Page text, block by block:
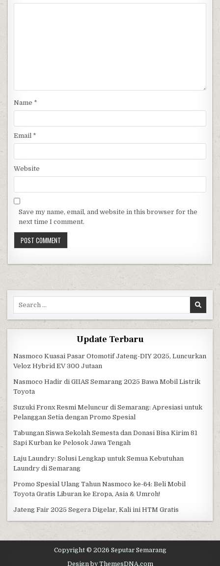
Name *
Email *
Website
Save my name, email, and website in this browser for the
next time I comment.
Update Terbaru
Nasmoco Kuasai Pasar Otomotif Jateng-DIY 2025, Luncurkan
Veloz Hybrid EV 300 Jutaan
Nasmoco Hadir di GIIAS Semarang 2025 Bawa Mobil Listrik
Toyota
Suzuki Fronx Resmi Meluncur di Semarang: Apresiasi untuk
Pelanggan Setia dengan Promo Spesial
Tabungan Siswa Sekolah Semesta dan Donasi Bisa Kirim 81
Sapi Kurban ke Pelosok Jawa Tengah
Laju Laundry: Solusi Lengkap untuk Semua Kebutuhan
Laundry di Semarang
Promo Spesial Ulang Tahun Nasmoco ke-64: Beli Mobil
Toyota Gratis Liburan ke Eropa, Asia & Umroh!
Jateng Fair 2025 Segera Digelar, Kali ini HTM Gratis
Copyright © 2026 Seputar Semarang
Design by ThemesDNA.com